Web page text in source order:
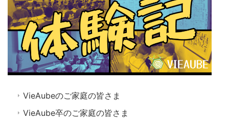
VieAubeのご家庭の皆さま
VieAube卒のご家庭の皆さま